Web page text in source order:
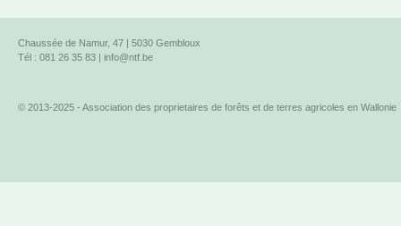
Chaussée de Namur, 47 | 5030 Gembloux
Tél : 081 26 35 83 | info@ntf.be
© 2013-2025 - Association des proprietaires de forêts et de terres agricoles en Wallonie